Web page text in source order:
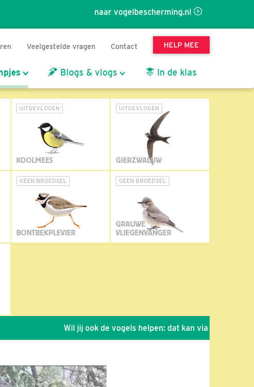
naar vogelbescherming.nl
Veelgestelde vragen Contact HELP MEE
Blogs & vlogs In de klas
UITGEVLOGEN
KOOLMEES
UITGEVLOGEN
GIERZWALUW
GEEN BROEDSEL
BONTBEKPLEVIER
GEEN BROEDSEL
GRAUWE
VLIEGENVANGER
Wil jij ook de vogels helpen: dat kan via de link!